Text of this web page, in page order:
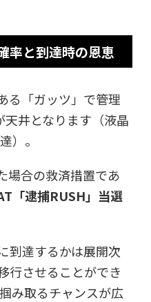
率と到達時の恩恵
る「ガッツ」で管理
天井となります（液晶
）。
場合の救済措置であ
「逮捕RUSH」当選
到達するかは展開次
行させることができ
み取るチャンスが広